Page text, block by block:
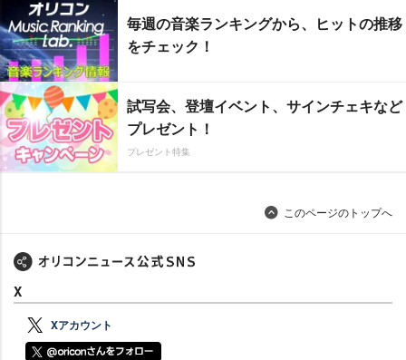
毎週の音楽ランキングから、ヒットの推移
をチェック！
試写会、登壇イベント、サインチェキなど
プレゼント！
プレゼント特集
このページのトップへ
X
Xアカウント